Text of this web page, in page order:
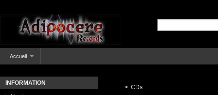
Accueil
INFORMATION
> CDs